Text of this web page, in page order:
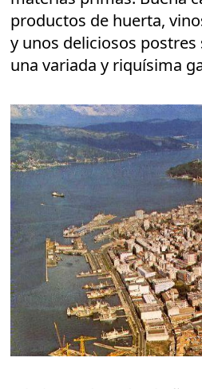
productos de huerta,
y unos deliciosos postres
una variada y riquísima